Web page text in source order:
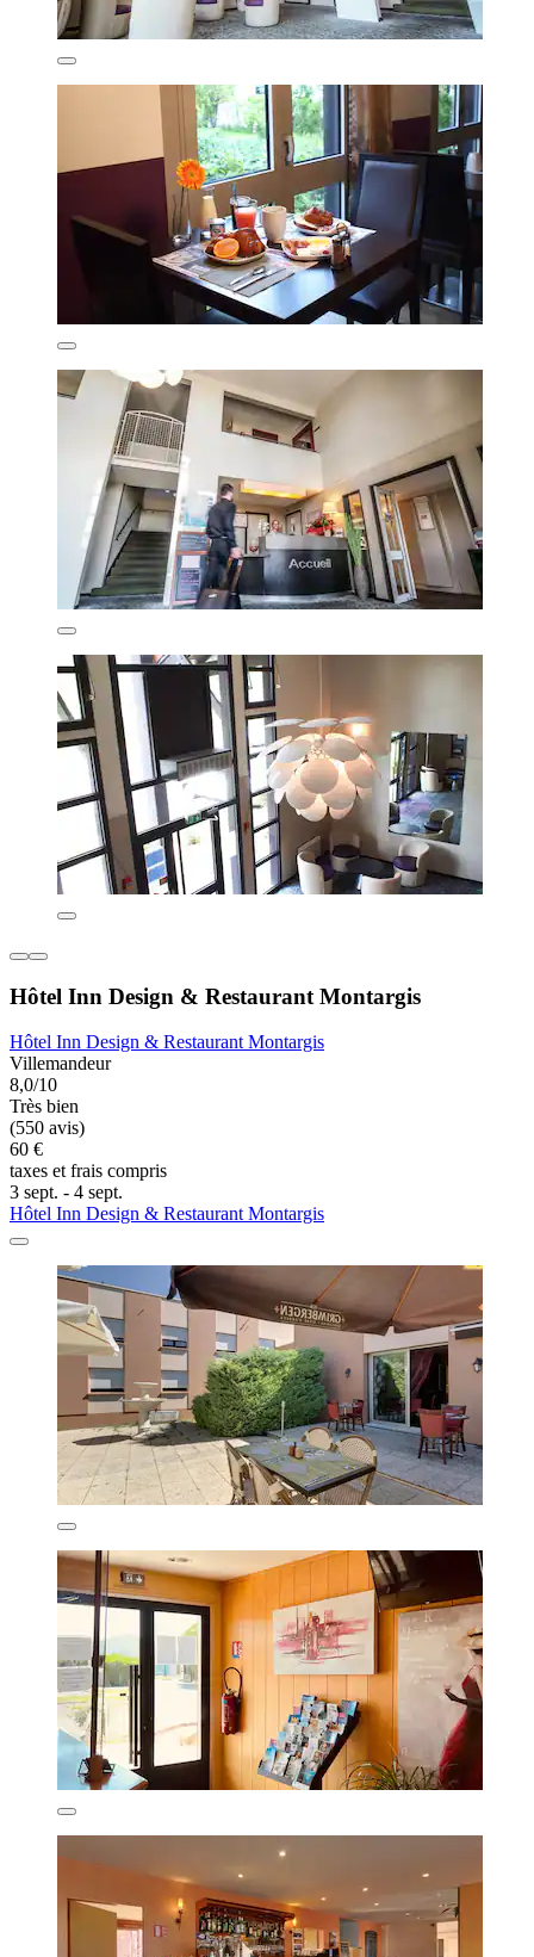
Hôtel Inn Design & Restaurant Montargis
Hôtel Inn Design & Restaurant Montargis
Villemandeur
8,0/10
Très bien
(550 avis)
60 €
taxes et frais compris
3 sept. - 4 sept.
Hôtel Inn Design & Restaurant Montargis